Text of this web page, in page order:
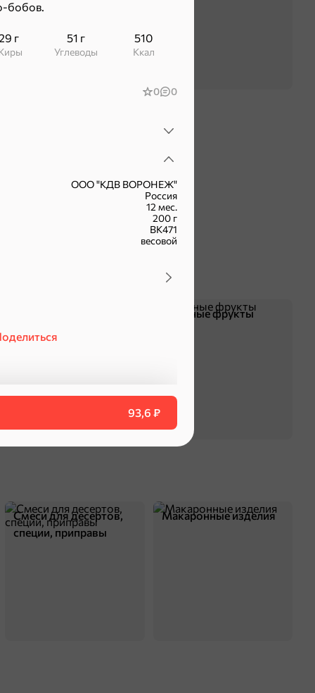
бобов.
г
Жиры
51 г
Углеводы
510
ккал
0 0
ООО "КДВ ВОРОНЕЖ"
Россия
12 мес.
200 г
ВК471
весовой
93,6 ₽
Сушеные фрукты
Смеси для десертов,
специи, приправы
Макаронные изделия